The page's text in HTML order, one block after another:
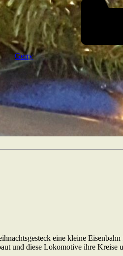
Gerry
eine kleine
und diese Lokomotive ihre Kreise